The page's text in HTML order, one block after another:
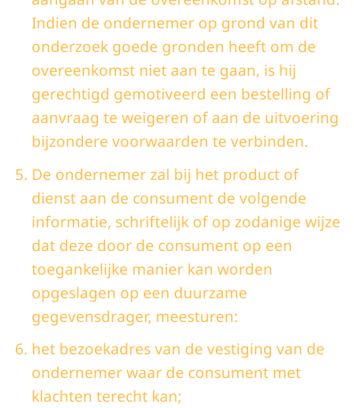
Indien de ondernemer op grond van dit
onderzoek goede gronden heeft om de
overeenkomst niet aan te gaan, is hij
gerechtigd gemotiveerd een bestelling of
aanvraag te weigeren of aan de uitvoering
bijzondere voorwaarden te verbinden.
De ondernemer zal bij het product of
dienst aan de consument de volgende
informatie, schriftelijk of op zodanige wijze
dat deze door de consument op een
toegankelijke manier kan worden
opgeslagen op een duurzame
gegevensdrager, meesturen:
het bezoekadres van de vestiging van de
ondernemer waar de consument met
klachten terecht kan;